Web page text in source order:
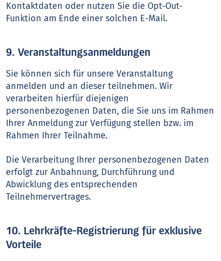
Kontaktdaten oder nutzen Sie die Opt-Out-
Funktion am Ende einer solchen E-Mail.
9. Veranstaltungsanmeldungen
Sie können sich für unsere Veranstaltung
anmelden und an dieser teilnehmen. Wir
verarbeiten hierfür diejenigen
personenbezogenen Daten, die Sie uns im Rahmen
Ihrer Anmeldung zur Verfügung stellen bzw. im
Rahmen Ihrer Teilnahme.
Die Verarbeitung Ihrer personenbezogenen Daten
erfolgt zur Anbahnung, Durchführung und
Abwicklung des entsprechenden
Teilnehmervertrages.
10. Lehrkräfte-Registrierung für exklusive
Vorteile